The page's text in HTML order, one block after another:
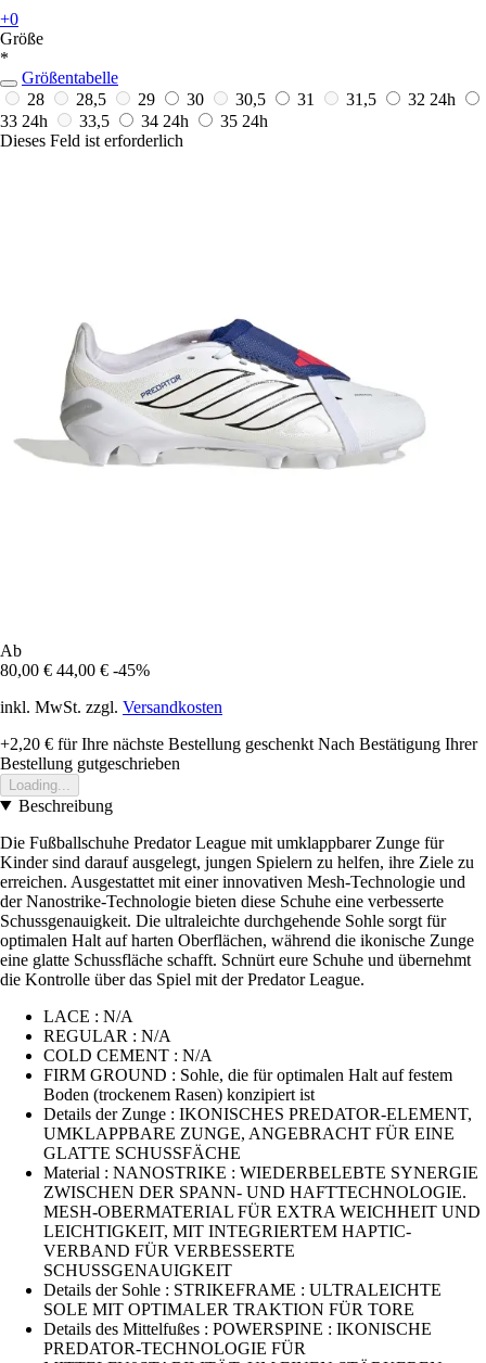
+0
Größe
*
Größentabelle
28
28,5 29 30 30,5 31 31,5 32 24h
33 24h 33,5 34 24h 35 24h
Dieses Feld ist erforderlich
Ab
80,00 € 44,00 € -45%
inkl. MwSt. zzgl. Versandkosten
+2,20 € für Ihre nächste Bestellung geschenkt Nach Bestätigung Ihrer
Bestellung gutgeschrieben
Loading...
Beschreibung
Die Fußballschuhe Predator League mit umklappbarer Zunge für
Kinder sind darauf ausgelegt, jungen Spielern zu helfen, ihre Ziele zu
erreichen. Ausgestattet mit einer innovativen Mesh-Technologie und
der Nanostrike-Technologie bieten diese Schuhe eine verbesserte
Schussgenauigkeit. Die ultraleichte durchgehende Sohle sorgt für
optimalen Halt auf harten Oberflächen, während die ikonische Zunge
eine glatte Schussfläche schafft. Schnürt eure Schuhe und übernehmt
die Kontrolle über das Spiel mit der Predator League.
LACE : N/A
REGULAR : N/A
COLD CEMENT : N/A
FIRM GROUND : Sohle, die für optimalen Halt auf festem
Boden (trockenem Rasen) konzipiert ist
Details der Zunge : IKONISCHES PREDATOR-ELEMENT,
UMKLAPPBARE ZUNGE, ANGEBRACHT FÜR EINE
GLATTE SCHUSSFÄCHE
Material : NANOSTRIKE : WIEDERBELEBTE SYNERGIE
ZWISCHEN DER SPANN- UND HAFTTECHNOLOGIE.
MESH-OBERMATERIAL FÜR EXTRA WEICHHEIT UND
LEICHTIGKEIT, MIT INTEGRIERTEM HAPTIC-
VERBAND FÜR VERBESSERTE
SCHUSSGENAUIGKEIT
Details der Sohle : STRIKEFRAME : ULTRALEICHTE
SOLE MIT OPTIMALER TRAKTION FÜR TORE
Details des Mittelfußes : POWERSPINE : IKONISCHE
PREDATOR-TECHNOLOGIE FÜR